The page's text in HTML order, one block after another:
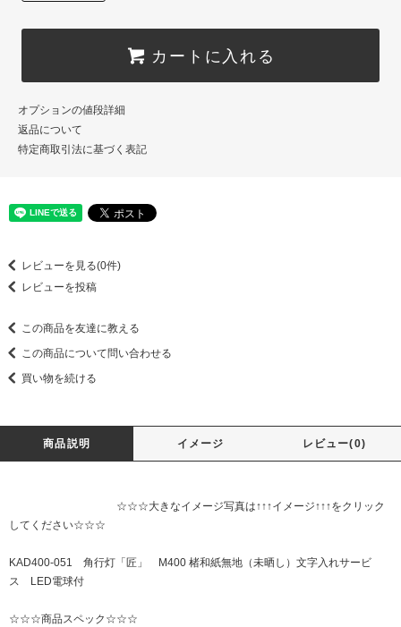
カートに入れる
オプションの値段詳細
返品について
特定商取引法に基づく表記
レビューを見る(0件)
レビューを投稿
この商品を友達に教える
この商品について問い合わせる
買い物を続ける
商品説明 イメージ レビュー(0)
☆☆☆大きなイメージ写真は↑↑↑イメージ↑↑↑をクリック
してください☆☆☆
KAD400-051 角行灯「匠」 M400 楮和紙無地（未晒し）文字入れサービ
ス LED電球付
☆☆☆商品スペック☆☆☆